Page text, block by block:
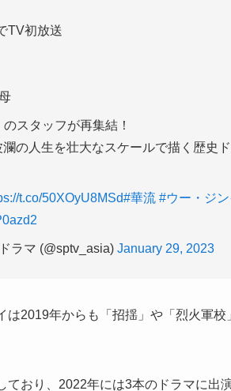
TV初放送
スタッフが再集結！
瀾の人生を壮大なスケールで描く歴史
t.co/50XOyU8MSd#華流 #ウー・ジ
ラマ (@sptv_asia) January 29, 2023
は2019年からも「招揺」や「烈火軍
おり、2022年には3本のドラマに出演